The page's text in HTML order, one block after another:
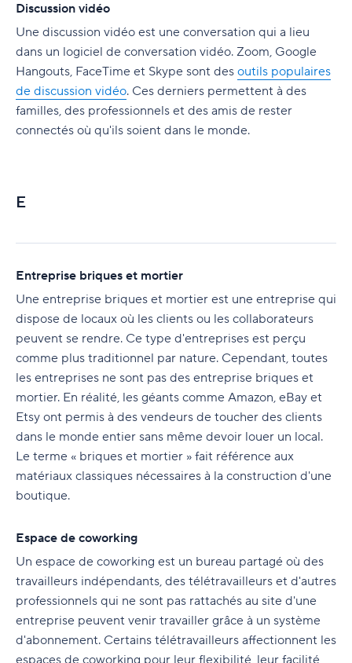
Discussion vidéo
Une discussion vidéo est une conversation qui a lieu
dans un logiciel de conversation vidéo. Zoom, Google
Hangouts, FaceTime et Skype sont des outils populaires
de discussion vidéo. Ces derniers permettent à des
familles, des professionnels et des amis de rester
connectés où qu'ils soient dans le monde.
E
Entreprise briques et mortier
Une entreprise briques et mortier est une entreprise qui
dispose de locaux où les clients ou les collaborateurs
peuvent se rendre. Ce type d'entreprises est perçu
comme plus traditionnel par nature. Cependant, toutes
les entreprises ne sont pas des entreprise briques et
mortier. En réalité, les géants comme Amazon, eBay et
Etsy ont permis à des vendeurs de toucher des clients
dans le monde entier sans même devoir louer un local.
Le terme « briques et mortier » fait référence aux
matériaux classiques nécessaires à la construction d'une
boutique.
Espace de coworking
Un espace de coworking est un bureau partagé où des
travailleurs indépendants, des télétravailleurs et d'autres
professionnels qui ne sont pas rattachés au site d'une
entreprise peuvent venir travailler grâce à un système
d'abonnement. Certains télétravailleurs affectionnent les
espaces de coworking pour leur flexibilité, leur facilité